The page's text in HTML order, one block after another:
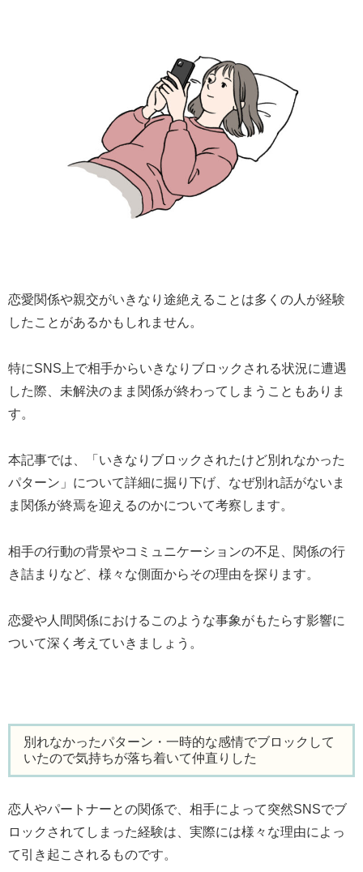
恋愛関係や親交がいきなり途絶えることは多くの人が経験
したことがあるかもしれません。
特にSNS上で相手からいきなりブロックされる状況に遭遇
した際、未解決のまま関係が終わってしまうこともありま
す。
本記事では、「いきなりブロックされたけど別れなかった
パターン」について詳細に掘り下げ、なぜ別れ話がないま
ま関係が終焉を迎えるのかについて考察します。
相手の行動の背景やコミュニケーションの不足、関係の行
き詰まりなど、様々な側面からその理由を探ります。
恋愛や人間関係におけるこのような事象がもたらす影響に
ついて深く考えていきましょう。
別れなかったパターン・一時的な感情でブロックして
いたので気持ちが落ち着いて仲直りした
恋人やパートナーとの関係で、相手によって突然SNSでブ
ロックされてしまった経験は、実際には様々な理由によっ
て引き起こされるものです。